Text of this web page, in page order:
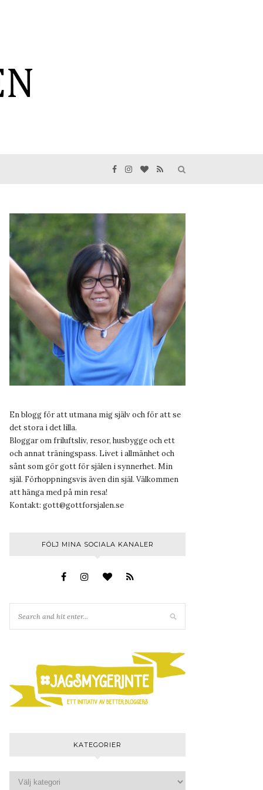
En blogg för att utmana mig själv och för att se
det stora i det lilla.
Bloggar om friluftsliv, resor, husbygge och ett
och annat träningspass. Livet i allmänhet och
sånt som gör gott för själen i synnerhet. Min
själ. Förhoppningsvis även din själ. Välkommen
att hänga med på min resa!
Kontakt: gott@gottforsjalen.se
FÖLJ MINA SOCIALA KANALER
KATEGORIER